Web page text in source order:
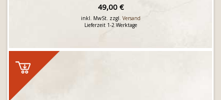
49,00 €
inkl. MwSt. zzgl. Versand
Lieferzeit 1-2 Werktage